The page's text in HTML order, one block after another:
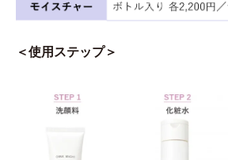
＜使用ステップ＞